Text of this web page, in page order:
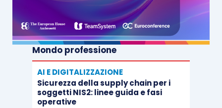
Mondo professione
AI E DIGITALIZZAZIONE
Sicurezza della supply chain per i
soggetti NIS2: linee guida e fasi
operative